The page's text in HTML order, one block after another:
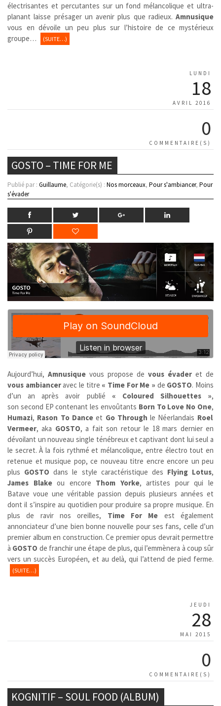
électrisantes et percutantes sur un fond mélancolique et ultra-
planant laisse présager un avenir plus que radieux. Amnusique
vous en dévoile un peu plus sur l’histoire de ce mystérieux
groupe…
(SUITE…)
LUNDI
18
AVRIL 2016
0
COMMENTAIRE(S)
GOSTO – TIME FOR ME
Publié par : Guillaume, Catégorie(s) : Nos morceaux, Pour s'ambiancer, Pour
s'évader
Aujourd’hui, Amnusique vous propose de vous évader et de
vous ambianceravec le titre « Time For Me » de GOSTO. Moins
d’un an après avoir publié « Coloured Silhouettes »,
son second EP contenant les envoûtants Born To Love No One,
Humazi, Rason To Danceet Go Through le Néerlandais Roel
Vermeer, aka GOSTO, a fait son retour le 18 mars dernier en
dévoilant un nouveau single ténébreux et captivant dont lui seul a
le secret. À la fois rythmé et mélancolique, entre électro tout en
retenue et musique pop, ce nouveau titre encre encore un peu
plus GOSTO dans le style caractéristique des Flying Lotus,
James Blakeou encore Thom Yorke, artistes pour qui le
Batave voue une véritable passion depuis plusieurs années et
dont il s’inspire au quotidien pour produire sa propre musique. En
plus de ravir nos oreilles, Time For Me est également
annonciateur d’une bien bonne nouvelle pour ses fans, celle d’un
premier album en construction. Ce premier opus devrait permettre
à GOSTO de franchir une étape de plus, qui l’emmènera à coup sûr
vers un succès Européen, et au delà, qui l’attend de pied ferme.
(SUITE…)
JEUDI
28
MAI 2015
0
COMMENTAIRE(S)
KOGNITIF – SOUL FOOD (ALBUM)